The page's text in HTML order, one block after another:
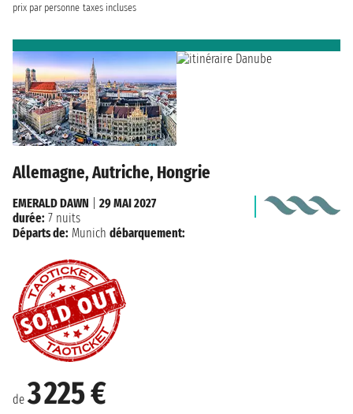
prix par personne taxes incluses
Allemagne, Autriche, Hongrie
de3 225 €
EMERALD DAWN
29 MAI 2027
durée: 7 nuits
Départs de: Munich débarquement: